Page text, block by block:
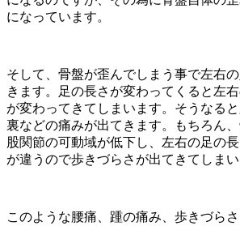
になっています。
そして、骨盤が歪んでしまう事で左右
きます。足の長さが変わってくると左
が変わってきてしまいます。そうなる
裏などの痛みが出てきます。もちろん
股関節の可動域が低下し、左右の足の
が違うので歩きづらさが出てきてしまい
このような腰痛、踵の痛み、歩きづら